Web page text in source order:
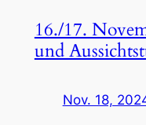
16./17.
und
Nov. 18,